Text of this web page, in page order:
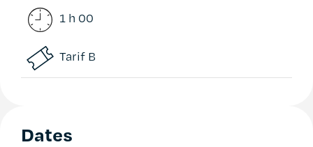
1 h 00
Tarif B
Dates